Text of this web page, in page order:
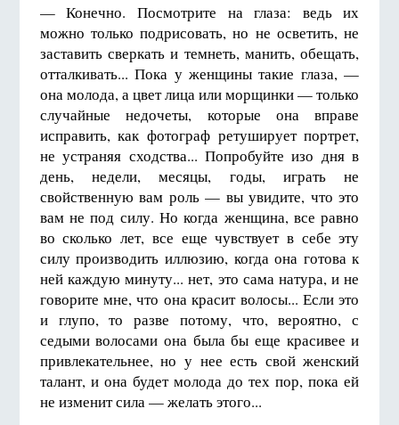
— Конечно. Посмотрите на глаза: ведь их
можно только подрисовать, но не осветить, не
заставить сверкать и темнеть, манить, обещать,
отталкивать... Пока у женщины такие глаза, —
она молода, а цвет лица или морщинки — только
случайные недочеты, которые она вправе
исправить, как фотограф ретуширует портрет,
не устраняя сходства... Попробуйте изо дня в
день, недели, месяцы, годы, играть не
свойственную вам роль — вы увидите, что это
вам не под силу. Но когда женщина, все равно
во сколько лет, все еще чувствует в себе эту
силу производить иллюзию, когда она готова к
ней каждую минуту... нет, это сама натура, и не
говорите мне, что она красит волосы... Если это
и глупо, то разве потому, что, вероятно, с
седыми волосами она была бы еще красивее и
привлекательнее, но у нее есть свой женский
талант, и она будет молода до тех пор, пока ей
не изменит сила — желать этого...